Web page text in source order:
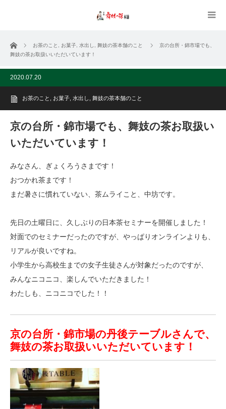
ホーム お茶のこと お菓子 水出し 舞妓の茶本舗のこと
京の台所・錦市場でも、
舞妓の茶お取扱いいただいています！
2020.07.20
お茶のこと お菓子 水出し 舞妓の茶本舗のこと
京の台所・錦市場でも、舞妓の茶お取扱い
いただいています！
みなさん、ぎょくろうさまです！
おつかれ茶まです！
まだ暑さに慣れていない、茶ムライこと、中坊です。
先日の土曜日に、久しぶりの日本茶セミナーを開催しました！
対面でのセミナーだったのですが、やっぱりオンラインよりも、
リアルが良いですね。
小学生から高校生までの女子生徒さんが対象だったのですが、
みんなニコニコ、楽しんでいただきました！
わたしも、ニコニコでした！！
京の台所・錦市場の丹後テーブルさんで、
舞妓の茶お取扱いいただいています！